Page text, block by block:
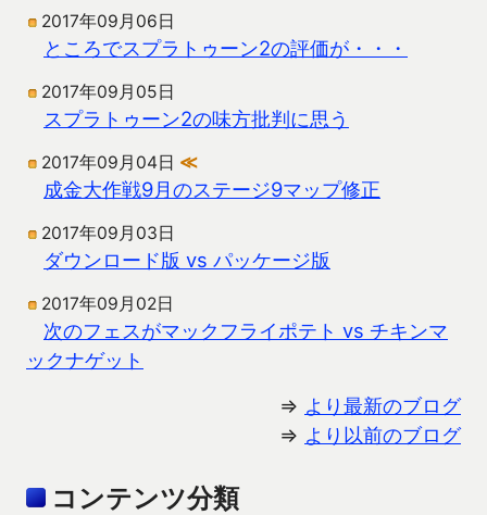
2017年09月06日
ところでスプラトゥーン2の評価が・・・
2017年09月05日
スプラトゥーン2の味方批判に思う
2017年09月04日 ≪
成金大作戦9月のステージ9マップ修正
2017年09月03日
ダウンロード版 vs パッケージ版
2017年09月02日
次のフェスがマックフライポテト vs チキンマ
ックナゲット
⇒ より最新のブログ
⇒ より以前のブログ
コンテンツ分類